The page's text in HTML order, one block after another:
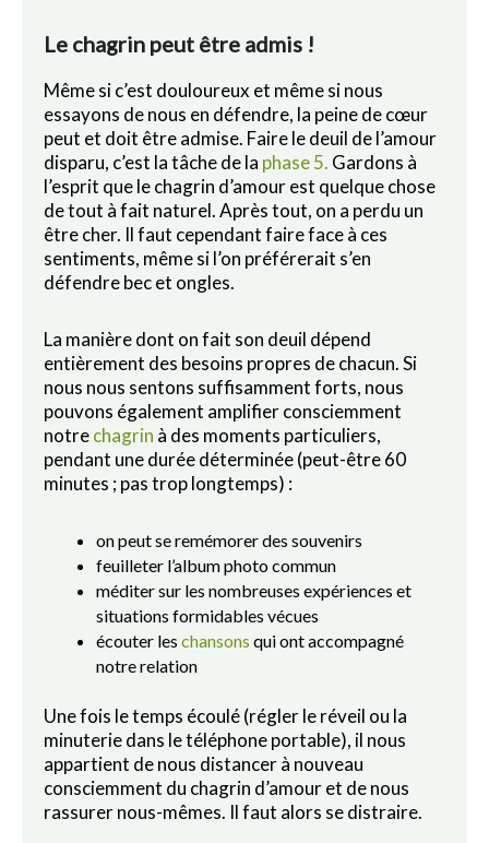
Le chagrin peut être admis !
Même si c’est douloureux et même si nous
essayons de nous en défendre, la peine de cœur
peut et doit être admise. Faire le deuil de l’amour
disparu, c’est la tâche de la phase 5. Gardons à
l’esprit que le chagrin d’amour est quelque chose
de tout à fait naturel. Après tout, on a perdu un
être cher. Il faut cependant faire face à ces
sentiments, même si l’on préférerait s’en
défendre bec et ongles.
La manière dont on fait son deuil dépend
entièrement des besoins propres de chacun. Si
nous nous sentons suffisamment forts, nous
pouvons également amplifier consciemment
notrechagrin à des moments particuliers,
pendant une durée déterminée (peut-être 60
minutes ; pas trop longtemps) :
on peut se remémorer des souvenirs
feuilleter l’album photo commun
méditer sur les nombreuses expériences et
situations formidables vécues
écouter les chansons qui ont accompagné
notre relation
Une fois le temps écoulé (régler le réveil ou la
minuterie dans le téléphone portable), il nous
appartient de nous distancer à nouveau
consciemment du chagrin d’amour et de nous
rassurer nous-mêmes. Il faut alors se distraire.